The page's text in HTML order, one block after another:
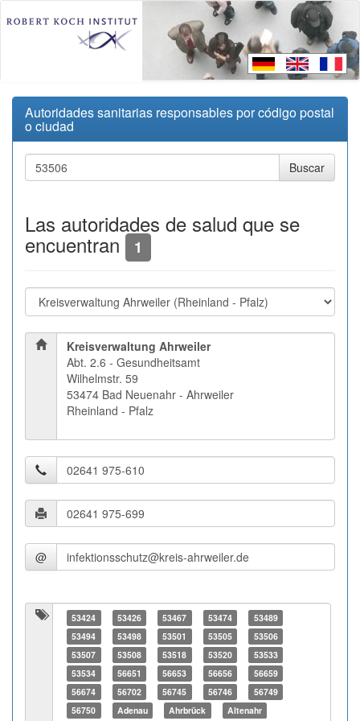
Autoridades sanitarias responsables por código postal
o ciudad
Las autoridades de salud que se
encuentran 1
Kreisverwaltung Ahrweiler
Abt. 2.6 - Gesundheitsamt
Wilhelmstr. 59
53474 Bad Neuenahr - Ahrweiler
Rheinland - Pfalz
@
53424 53426 53467 53474
53489
53494
53498 53501 53505
53506
53507
53508 53518 53520
53533
53534
56651 56653 56656
56659
56674
56702 56745 56746
56749
56750
Adenau Ahrbrück Altenahr